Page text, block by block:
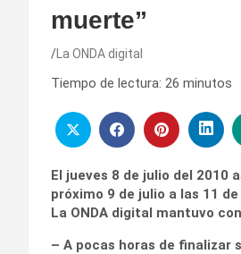
muerte”
La ONDA digital
Tiempo de lectura: 26 minutos
El jueves 8 de julio del 2010
próximo 9 de julio a las 11
La ONDA digital mantuvo
– A pocas horas de finalizar